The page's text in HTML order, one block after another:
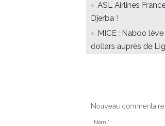
ASL Airlines
Djerba !
MICE : Naboo
dollars auprès de
Nouveau commentaire
Nom * :